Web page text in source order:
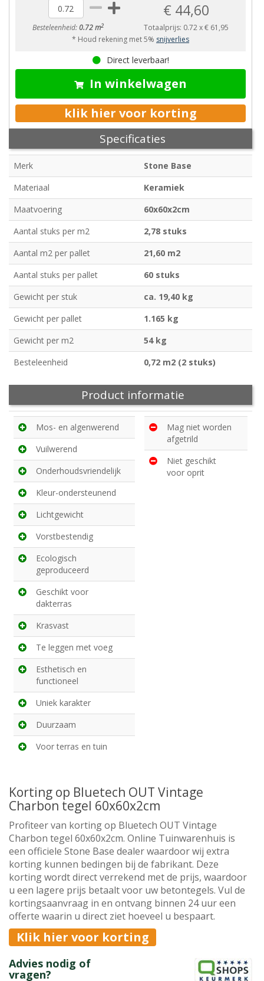
Besteleenheid:0.72 m2
€ 44,60
Totaalprijs: 0.72x€ 61,95
* Houd rekening met 5% snijverlies
Direct leverbaar!
In winkelwagen
klik hier voor korting
Specificaties
Merk
Stone Base
Materiaal
Keramiek
Maatvoering
60x60x2cm
Aantal stuks per m2
2,78 stuks
Aantal m2 per pallet
21,60 m2
Aantal stuks per pallet
60 stuks
Gewicht per stuk
ca. 19,40 kg
Gewicht per pallet
1.165 kg
Gewicht per m2
54 kg
Besteleenheid
0,72 m2 (2 stuks)
Product informatie
Mos- en algenwerend
Vuilwerend
Onderhoudsvriendelijk
Kleur-ondersteunend
Lichtgewicht
Vorstbestendig
Ecologisch
geproduceerd
Geschikt voor
dakterras
Krasvast
Te leggen met voeg
Esthetisch en
functioneel
Uniek karakter
Duurzaam
Voor terras en tuin
Mag niet worden
afgetrild
Niet geschikt
voor oprit
Korting op Bluetech OUT Vintage
Charbon tegel 60x60x2cm
Profiteer van korting op Bluetech OUT Vintage
Charbon tegel 60x60x2cm. Online Tuinwarenhuis is
een officiele Stone Base dealer waardoor wij extra
korting kunnen bedingen bij de fabrikant. Deze
korting wordt direct verrekend met de prijs, waardoor
u een lagere prijs betaalt voor uw betontegels. Vul de
kortingsaanvraag in en ontvang binnen 24 uur een
offerte waarin u direct ziet hoeveel u bespaart.
Klik hier voor korting
Advies nodig of
vragen?